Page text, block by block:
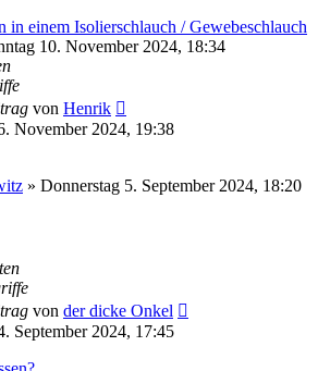
in einem Isolierschlauch / Gewebeschlauch
10. November 2024, 18:34
von Henrik
November 2024, 19:38
» Donnerstag 5. September 2024, 18:20
von der dicke Onkel
September 2024, 17:45